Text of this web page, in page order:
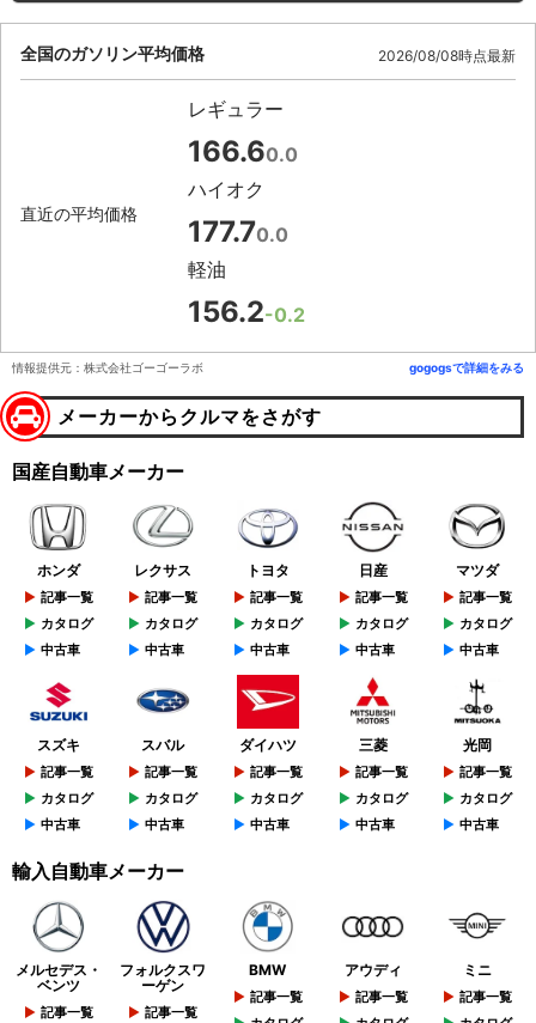
全国のガソリン平均価格 2026/08/08時点最新
直近の平均価格
レギュラー
166.60.0
ハイオク
177.70.0
軽油
156.2-0.2
情報提供元：株式会社ゴーゴーラボ gogogsで詳細をみる
メーカーからクルマをさがす
国産自動車メーカー
ホンダ
記事一覧
カタログ
中古車
レクサス
記事一覧
カタログ
中古車
トヨタ
記事一覧
カタログ
中古車
日産
記事一覧
カタログ
中古車
マツダ
記事一覧
カタログ
中古車
スズキ
記事一覧
カタログ
中古車
スバル
記事一覧
カタログ
中古車
ダイハツ
記事一覧
カタログ
中古車
三菱
記事一覧
カタログ
中古車
光岡
記事一覧
カタログ
中古車
輸入自動車メーカー
メルセデス・
ベンツ
記事一覧
フォルクスワ
ーゲン
記事一覧
BMW
記事一覧
アウディ
記事一覧
ミニ
記事一覧